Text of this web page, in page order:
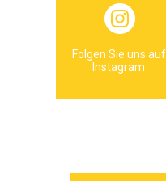
Folgen Sie uns auf
Instagram